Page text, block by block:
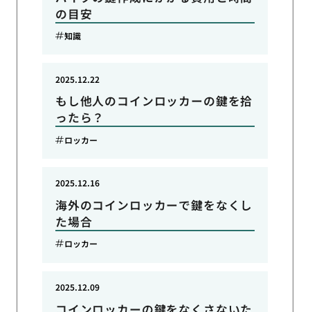
の目安
知識
もし他人のコインロッカーの鍵を拾
ったら？
2025.12.22
ロッカー
海外のコインロッカーで鍵をなくし
た場合
2025.12.16
ロッカー
2025.12.09